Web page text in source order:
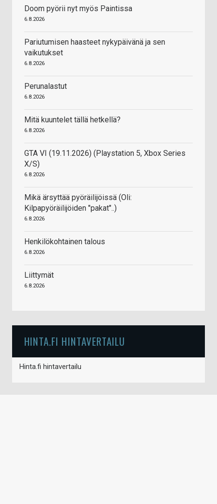
Doom pyörii nyt myös Paintissa
6.8.2026
Pariutumisen haasteet nykypäivänä ja sen
vaikutukset
6.8.2026
Perunalastut
6.8.2026
Mitä kuuntelet tällä hetkellä?
6.8.2026
GTA VI (19.11.2026) (Playstation 5, Xbox Series
X/S)
6.8.2026
Mikä ärsyttää pyöräilijöissä (Oli:
Kilpapyöräilijöiden "pakat"..)
6.8.2026
Henkilökohtainen talous
6.8.2026
Liittymät
6.8.2026
HINTA.FI HINTAVERTAILU
Hinta.fi hintavertailu